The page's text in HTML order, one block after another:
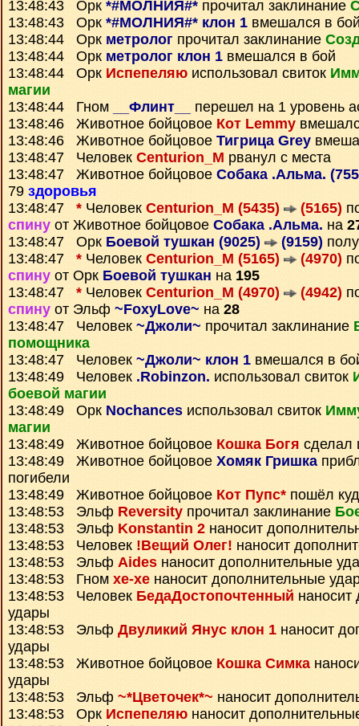
13:48:43 Орк *#МОЛНИЯ#* прочитал заклинание
13:48:43 Орк *#МОЛНИЯ#* клон 1 вмешался в
13:48:44 Орк метролог прочитал заклинание
13:48:44 Орк метролог клон 1 вмешался в бой
13:48:44 Орк Испепеляю использовал свиток
магии
13:48:44 Гном
__Флинт__
перешел на 1 уровень
13:48:46 Животное бойцовое Кот Lemmy
13:48:46 Животное бойцовое Тигрица Grey
13:48:47 Человек Centurion_M рванул с места
13:48:47 Животное бойцовое Собака .Альма.
79 здоровья
13:48:47 * Человек Centurion_M (5435) (5165)
спину от Животное бойцовое Собака .Альма. на
13:48:47 Орк Боевой тушкан (9025) (9159)
13:48:47 * Человек Centurion_M (5165) (4970)
спину от Орк Боевой тушкан на 195
13:48:47 * Человек Centurion_M (4970) (4942)
спину от Эльф ~FoxyLove~ на 28
13:48:47 Человек ~Джоли~ прочитал заклинание
помощника
13:48:47 Человек ~Джоли~ клон 1 вмешался в
13:48:49 Человек .Robinzon. использовал свиток
боевой магии
13:48:49 Орк Nochances использовал свиток
магии
13:48:49 Животное бойцовое Кошка Богя сделал
13:48:49 Животное бойцовое Хомяк Гришка
погибели
13:48:49 Животное бойцовое Кот Пупс* пошёл
13:48:53 Эльф Reversity прочитал заклинание
13:48:53 Эльф Konstantin 2 наносит
13:48:53 Человек !Вещий Олег! наносит
13:48:53 Эльф Aides наносит дополнительные
13:48:53 Гном xe-xe наносит дополнительные
13:48:53 Человек БедаДостопочтенный наносит
удары
13:48:53 Эльф Двуликий Янус клон 1 наносит
удары
13:48:53 Животное бойцовое Кошка Симка
удары
13:48:53 Эльф ~*Цветочек*~ наносит
13:48:53 Орк Испепеляю наносит